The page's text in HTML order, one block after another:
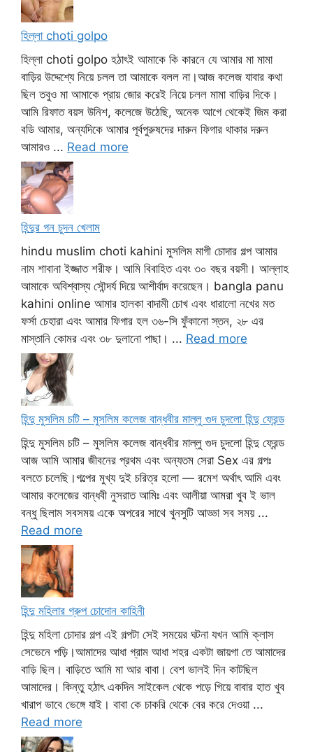
হিল্লা choti golpo
হিল্লা choti golpo হঠাৎই আমাকে কি কারনে যে আমার মা মামা
বাড়ির উদ্দেশ্যে নিয়ে চলল তা আমাকে বলল না।আজ কলেজ যাবার কথা
ছিল তবুও মা আমাকে প্রায় জোর করেই নিয়ে চলল মামা বাড়ির দিকে।
আমি রিফাত বয়স উনিশ, কলেজে উঠেছি, অনেক আগে থেকেই জিম করা
বডি আমার, অন্যদিকে আমার পূর্বপুরুষদের দারুন ফিগার থাকার দরুন
আমারও ... Read more
হিন্দুর গন চুদন খেলাম
hindu muslim choti kahini মুসলিম মাগী চোদার গল্প আমার
নাম শাবানা ইজ্জাত শরীফ। আমি বিবাহিত এবং ৩০ বছর বয়সী। আল্লাহ
আমাকে অবিশ্বাস্য সৌন্দর্য দিয়ে আশীর্বাদ করেছেন। bangla panu
kahini online আমার হালকা বাদামী চোখ এবং ধারালো নখের মত
ফর্সা চেহারা এবং আমার ফিগার হল ৩৬-সি ফুঁকানো স্তন, ২৮ এর
মাস্তানি কোমর এবং ৩৮ দুলানো পাছা। ... Read more
হিন্দু মুসলিম চটি – মুসলিম কলেজ বান্ধবীর মাল্লু গুদ চুদলো হিন্দু ফ্রেন্ড
হিন্দু মুসলিম চটি – মুসলিম কলেজ বান্ধবীর মাল্লু গুদ চুদলো হিন্দু ফ্রেন্ড
আজ আমি আমার জীবনের প্রথম এবং অন্যতম সেরা Sex এর গল্পঃ
বলতে চলেছি।গল্পের মুখ্য দুই চরিত্র হলো — রমেশ অর্থাৎ আমি এবং
আমার কলেজের বান্ধবী নুসরাত আমিঃ এবং আলীয়া আমরা খুব ই ভাল
বন্ধু ছিলাম সবসময় একে অপরের সাথে খুনসুটি আড্ডা সব সময় ...
Read more
হিন্দু মহিলার গ্রুপ চোদোন কাহিনী
হিন্দু মহিলা চোদার গল্প এই গল্পটা সেই সময়ের ঘটনা যখন আমি ক্লাস
সেভেনে পড়ি।আমাদের আধা গ্রাম আধা শহর একটা জায়গা তে আমাদের
বাড়ি ছিল। বাড়িতে আমি মা আর বাবা। বেশ ভালই দিন কাটছিল
আমাদের। কিন্তু হঠাৎ একদিন সাইকেল থেকে পড়ে গিয়ে বাবার হাত খুব
খারাপ ভাবে ভেঙ্গে যাই। বাবা কে চাকরি থেকে বের করে দেওয়া ...
Read more